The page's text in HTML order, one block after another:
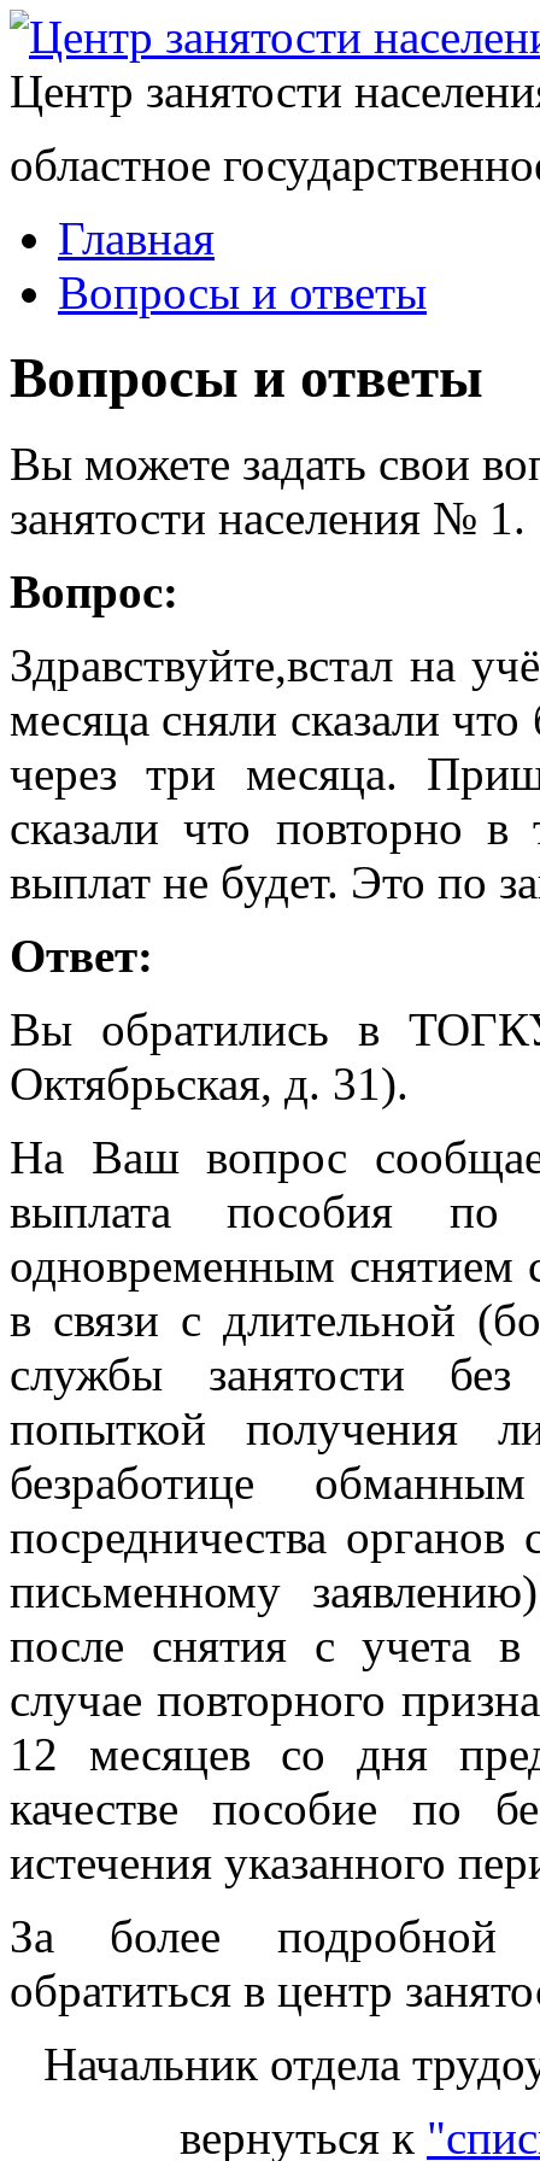
Центр занятости
областное
Главная
Вопросы и ответы
Вопросы и ответы
Вы можете задать свои
занятости населения № 1.
Вопрос:
Здравствуйте,встал на
месяца сняли сказали
через три месяца.
сказали что повторно в
выплат не будет. Это по
Ответ:
Вы обратились в
Октябрьская, д. 31).
На Ваш вопрос
выплата пособия по
одновременным снятием
в связи с длительной
службы занятости
попыткой получения
безработице
посредничества
письменному
после снятия с учета
случае повторного
12 месяцев со дня
качестве пособие по
истечения указанного
За более подробной
обратиться в центр
Начальник отдела
вернуться к